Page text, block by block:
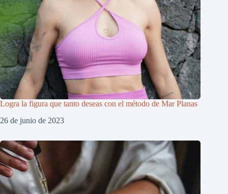
Logra la figura que tanto deseas con el método de Mar Planas
26 de junio de 2023